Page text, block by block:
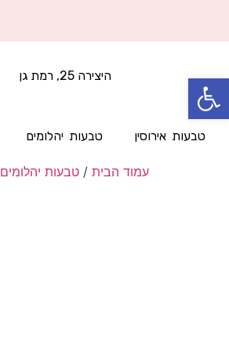
היצירה 25, רמת גן
טבעות אירוסין טבעות יהלומים
עמוד הבית / טבעות יהלומים
פתח סרגל נגישות